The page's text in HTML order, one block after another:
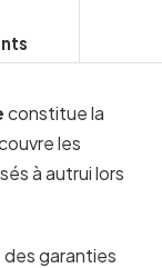
constitue la
les
à autrui lors
garanties